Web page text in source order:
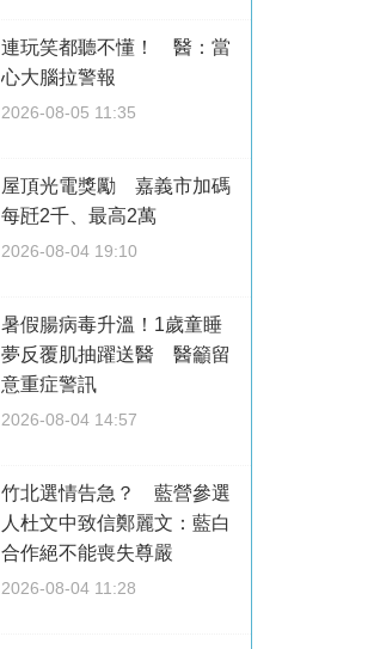
連玩笑都聽不懂！ 醫：當
心大腦拉警報
2026-08-05 11:35
屋頂光電獎勵 嘉義市加碼
每瓩2千、最高2萬
2026-08-04 19:10
暑假腸病毒升溫！1歲童睡
夢反覆肌抽躍送醫 醫籲留
意重症警訊
2026-08-04 14:57
竹北選情告急？ 藍營參選
人杜文中致信鄭麗文：藍白
合作絕不能喪失尊嚴
2026-08-04 11:28